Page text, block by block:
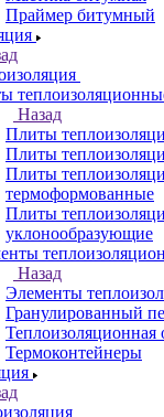
Праймер битумный
Назад
Плиты
Плиты
Плиты
термоформованные
Плиты
уклонообразующие
Назад
Элементы
Гранулированный
Теплоизоляционная
Термоконтейнеры